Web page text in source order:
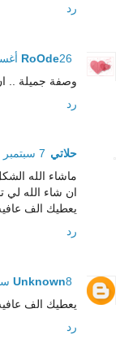
رد
RoOde26 أغسطس 2012 في 6:41 ص
وصفة جميلة ..
رد
حلاتي 7 سبتمبر 2012 في 6:57 ص
ماشاء الله
ان شاء الله لي
يعطيك الف
رد
Unknown8 سبتمبر 2012 في 3:26 ص
يعطيك الف
رد